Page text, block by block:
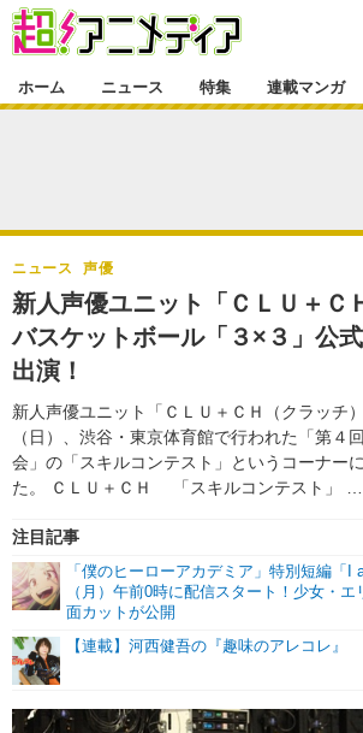
ゲーム・アプリ
グッズ
舞台
特集一覧
ラキりす
連載マンガ
連載マンガ一覧
番組・動画
番組・動画一覧
連載・ブログ
編集部ブログ・お知らせ
ホーム ニュース 特集 連載マンガ
新人声優ユニット「ＣＬＵ＋Ｃ
バスケットボール「３×３」公
出演！
新人声優ユニット「ＣＬＵ＋ＣＨ（クラッチ
（日）、渋谷・東京体育館で行われた「第４
会」の「スキルコンテスト」というコーナー
た。 ＣＬＵ＋ＣＨ 「スキルコンテスト」 …
ニュース 声優
注目記事
「僕のヒーローアカデミア」特別短編「I
（月）午前0時に配信スタート！少女・
面カットが公開
【連載】河西健吾の『趣味のアレコレ』